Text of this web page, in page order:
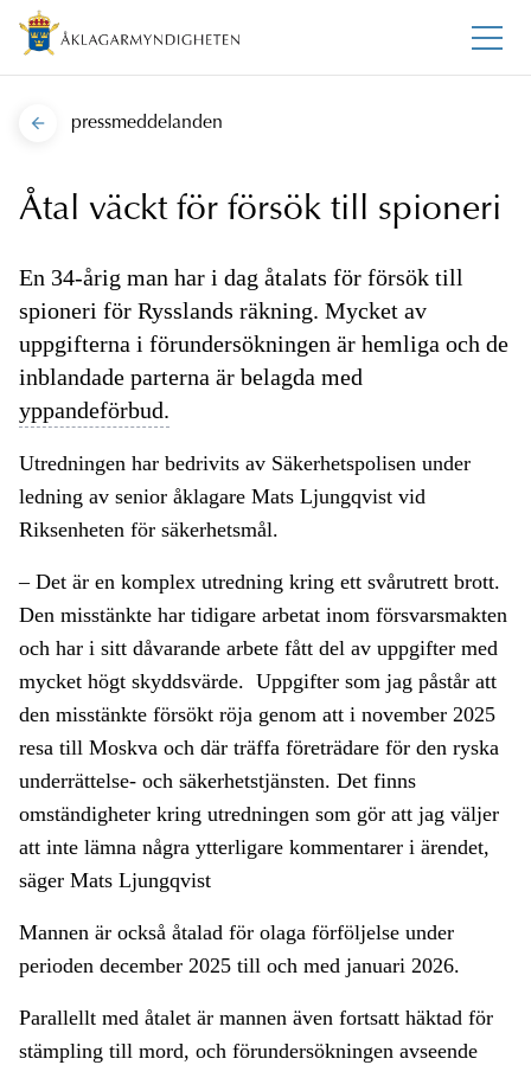
pressmeddelanden
Åtal väckt för försök till spioneri
En 34-årig man har i dag åtalats för försök till
spioneri för Rysslands räkning. Mycket av
uppgifterna i förundersökningen är hemliga och de
inblandade parterna är belagda med
yppandeförbud.
Utredningen har bedrivits av Säkerhetspolisen under
ledning av senior åklagare Mats Ljungqvist vid
Riksenheten för säkerhetsmål.
– Det är en komplex utredning kring ett svårutrett brott.
Den misstänkte har tidigare arbetat inom försvarsmakten
och har i sitt dåvarande arbete fått del av uppgifter med
mycket högt skyddsvärde. Uppgifter som jag påstår att
den misstänkte försökt röja genom att i november 2025
resa till Moskva och där träffa företrädare för den ryska
underrättelse- och säkerhetstjänsten. Det finns
omständigheter kring utredningen som gör att jag väljer
att inte lämna några ytterligare kommentarer i ärendet,
säger Mats Ljungqvist
Mannen är också åtalad för olaga förföljelse under
perioden december 2025 till och med januari 2026.
Parallellt med åtalet är mannen även fortsatt häktad för
stämpling till mord, och förundersökningen avseende